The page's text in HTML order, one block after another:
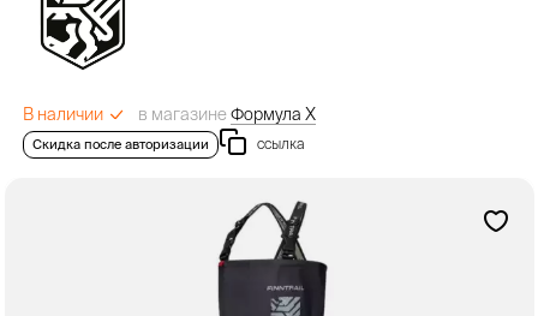
В наличии в магазинеФормула Х
ссылка
Скидка после авторизации